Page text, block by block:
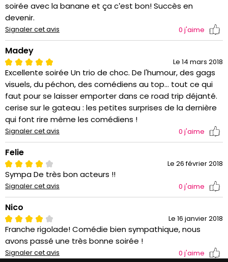
soirée avec la banane et ça c’est bon! Succès en
devenir.
Signaler cet avis 0 j'aime
Madey
Le 14 mars 2018
Excellente soirée Un trio de choc. De l'humour, des gags
visuels, du péchon, des comédiens au top... tout ce qui
faut pour se laisser emporter dans ce road trip déjanté.
cerise sur le gateau : les petites surprises de la dernière
qui font rire même les comédiens !
Signaler cet avis 0 j'aime
Felie
Le 26 février 2018
Sympa De très bon acteurs !!
Signaler cet avis 0 j'aime
Nico
Le 16 janvier 2018
Franche rigolade! Comédie bien sympathique, nous
avons passé une très bonne soirée !
Signaler cet avis 0 j'aime